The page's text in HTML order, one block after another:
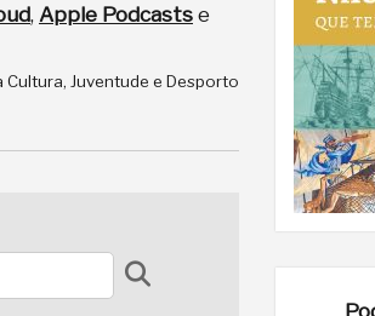
, Apple Podcasts e
Juventude e Desporto